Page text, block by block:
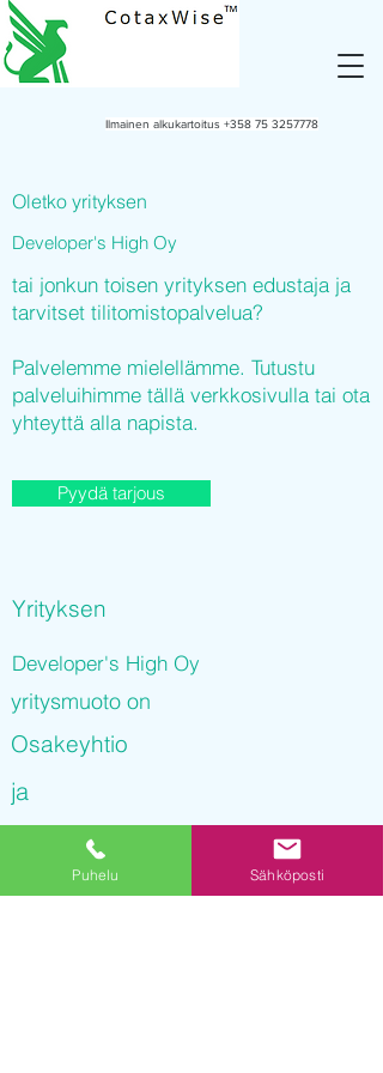
Ilmainen alkukartoitus +358 75 3257778
Oletko yrityksen
Developer's High Oy
tai jonkun toisen yrityksen edustaja ja
tarvitset tilitomistopalvelua?
Palvelemme mielellämme. Tutustu
palveluihimme tällä verkkosivulla tai ota
yhteyttä alla napista.
Pyydä tarjous
Yrityksen
Developer's High Oy
yritysmuoto on
Osakeyhtio
ja
Developer's High Oy
on rekisteröity kaupparekisteriin
Puhelu Sähköposti